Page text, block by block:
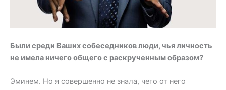
Были среди Ваших собеседников люди, чья личность
не имела ничего общего с раскрученным образом?
Эминем. Но я совершенно не знала, чего от него